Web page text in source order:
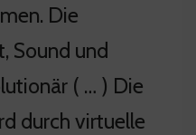
Die
Sound und
( … ) Die
durch virtuelle